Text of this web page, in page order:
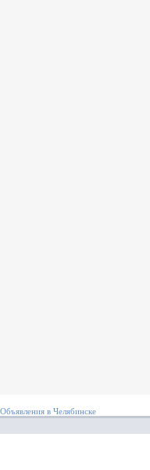
Объявления в Челябинске